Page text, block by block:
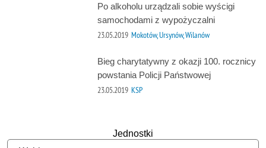
Po alkoholu urządzali sobie wyścigi
samochodami z wypożyczalni
23.05.2019 Mokotów, Ursynów, Wilanów
Bieg charytatywny z okazji 100. rocznicy
powstania Policji Państwowej
23.05.2019 KSP
Jednostki